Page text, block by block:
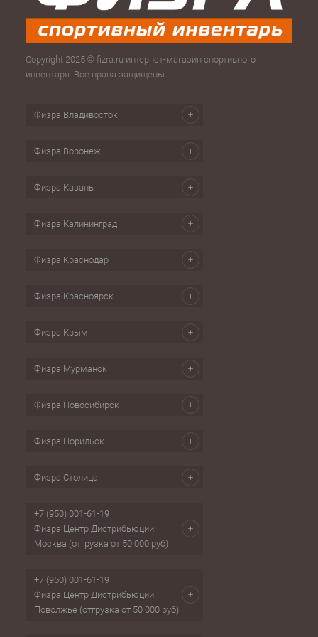
Copyright 2025 © fizra.ru интернет-магазин спортивного
инвентаря. Все права защищены.
Физра Владивосток
Физра Воронеж
Физра Казань
Физра Калининград
Физра Краснодар
Физра Красноярск
Физра Крым
Физра Мурманск
Физра Новосибирск
Физра Норильск
Физра Столица
+7 (950) 001-61-19
Физра Центр Дистрибьюции
Москва (отгрузка от 50 000 руб)
+7 (950) 001-61-19
Физра Центр Дистрибьюции
Поволжье (отгрузка от 50 000 руб)